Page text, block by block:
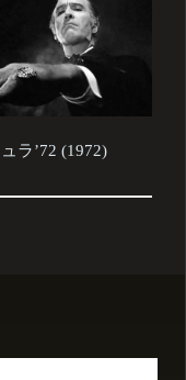
ラ’72 (1972)